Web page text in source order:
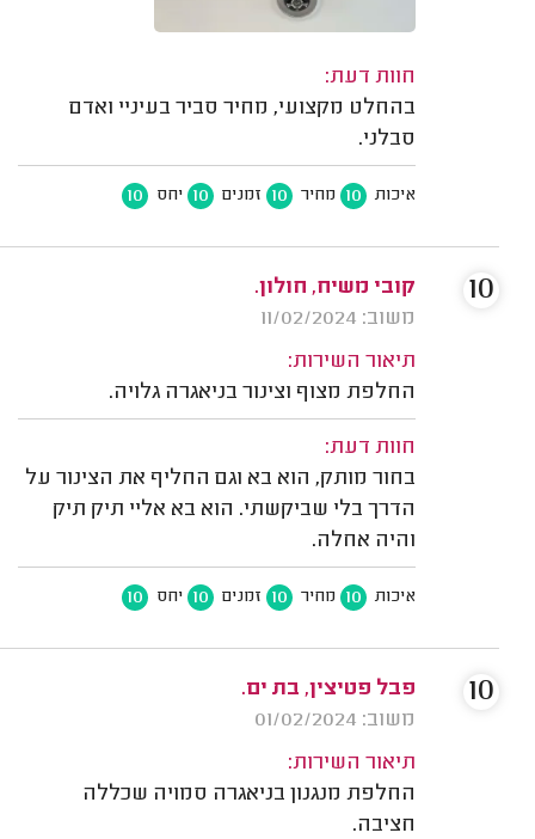
חוות דעת:
בהחלט מקצועי, מחיר סביר בעיניי ואדם
סבלני.
איכות 10 מחיר 10 זמנים 10 יחס 10
קובי משיח, חולון.
משוב: 11/02/2024
תיאור השירות:
החלפת מצוף וצינור בניאגרה גלויה.
חוות דעת:
בחור מותק, הוא בא וגם החליף את הצינור על
הדרך בלי שביקשתי. הוא בא אליי תיק תיק
והיה אחלה.
איכות 10 מחיר 10 זמנים 10 יחס 10
10
פבל פטיצין, בת ים.
משוב: 01/02/2024
תיאור השירות:
החלפת מנגנון בניאגרה סמויה שכללה
חציבה.
10